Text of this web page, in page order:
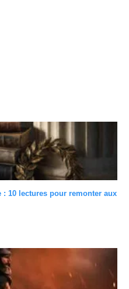
10 lectures pour remonter aux